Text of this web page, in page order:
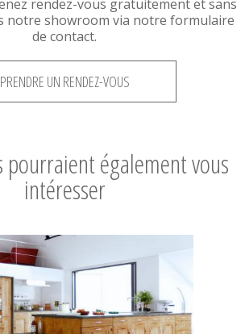
rendez-vous gratuitement et sans
notre showroom via notre formulaire
de contact.
PRENDRE UN RENDEZ-VOUS
pourraient également vous
intéresser